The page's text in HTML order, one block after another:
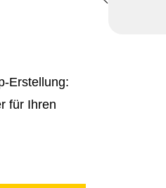
Erstellung:
für Ihren